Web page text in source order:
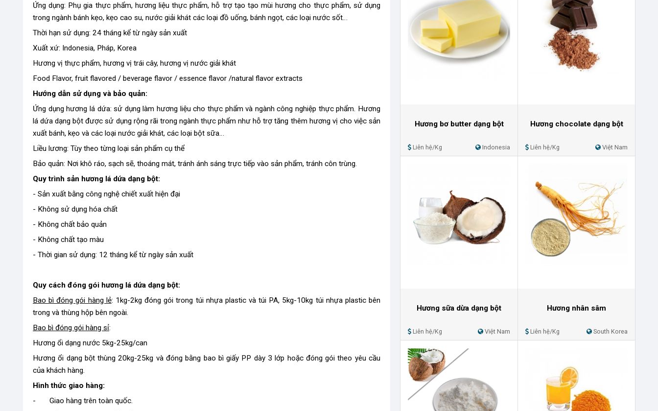
Ứng dụng: Phụ gia thực phẩm, hương liệu thực phẩm, hỗ trợ tạo tạo mùi hương cho thực phẩm, sử dụng
trong ngành bánh kẹo, kẹo cao su, nước giải khát các loại đồ uống, bánh ngọt, các loại nước sốt…
Thời hạn sử dụng: 24 tháng kể từ ngày sản xuất
Xuất xứ: Indonesia, Pháp, Korea
Hương vị thực phẩm, hương vị trái cây, hương vị nước giải khát
Food Flavor, fruit flavored / beverage flavor / essence flavor /natural flavor extracts
Hướng dẫn sử dụng và bảo quản:
Ứng dụng hương lá dứa: sử dụng làm hương liệu cho thực phẩm và ngành công nghiệp thực phẩm. Hương
lá dứa dạng bột được sử dụng rộng rãi trong ngành thực phẩm như hỗ trợ tăng thêm hương vị cho việc sản
xuất bánh, kẹo và các loại nước giải khát, các loại bột sữa…
Liều lương: Tùy theo từng loại sản phẩm cụ thể
Bảo quản: Nơi khô ráo, sạch sẽ, thoáng mát, tránh ánh sáng trực tiếp vào sản phẩm, tránh côn trùng.
Quy trình sản hương lá dứa dạng bột:
- Sản xuất bằng công nghệ chiết xuất hiện đại
- Không sử dụng hóa chất
- Không chất bảo quản
- Không chất tạo màu
- Thời gian sử dụng: 12 tháng kể từ ngày sản xuất
Quy cách đóng gói hương lá dứa dạng bột:
Bao bì đóng gói hàng lẻ: 1kg-2kg đóng gói trong túi nhựa plastic và túi PA, 5kg-10kg túi nhựa plastic bên
trong và thùng hộp bên ngoài.
Bao bì đóng gói hàng sỉ:
Hương ổi dạng nước 5kg-25kg/can
Hương ổi dạng bột thùng 20kg-25kg và đóng bằng bao bì giấy PP dày 3 lớp hoặc đóng gói theo yêu cầu
của khách hàng.
Hình thức giao hàng:
- Giao hàng trên toàn quốc.
Hương bơ butter dạng bột
Liên hệ/Kg Indonesia
Hương chocolate dạng bột
Liên hệ/Kg Việt Nam
Hương sữa dừa dạng bột
Liên hệ/Kg Việt Nam
Hương nhân sâm
Liên hệ/Kg South Korea